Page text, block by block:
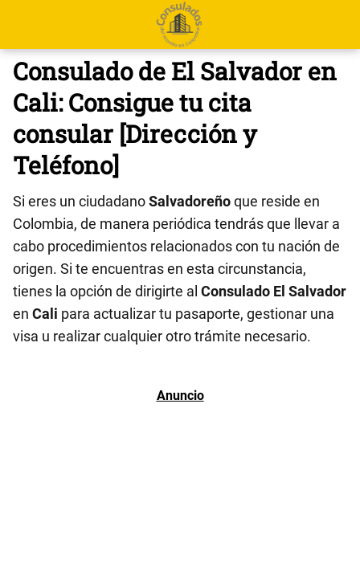
Consulado de El Salvador en
Cali: Consigue tu cita
consular [Dirección y
Teléfono]
Si eres un ciudadanoSalvadoreñoque reside en
Colombia, de manera periódica tendrás que llevar a
cabo procedimientos relacionados con tu nación de
origen. Si te encuentras en esta circunstancia,
tienes la opción de dirigirte al Consulado El Salvador
en Cali para actualizar tu pasaporte, gestionar una
visa u realizar cualquier otro trámite necesario.